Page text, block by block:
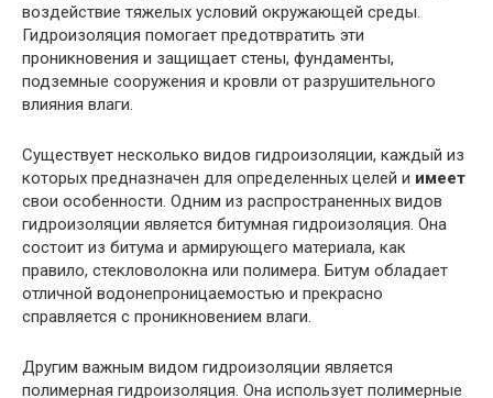
воздействие тяжелых условий окружающей среды.
Гидроизоляция помогает предотвратить эти
проникновения и защищает стены, фундаменты,
подземные сооружения и кровли от разрушительного
влияния влаги.
Существует несколько видов гидроизоляции, каждый из
которых предназначен для определенных целей и имеет
свои особенности. Одним из распространенных видов
гидроизоляции является битумная гидроизоляция. Она
состоит из битума и армирующего материала, как
правило, стекловолокна или полимера. Битум обладает
отличной водонепроницаемостью и прекрасно
справляется с проникновением влаги.
Другим важным видом гидроизоляции является
полимерная гидроизоляция. Она использует полимерные